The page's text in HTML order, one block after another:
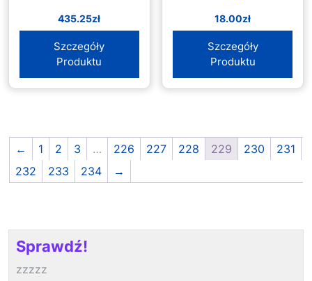
435.25zł
Szczegóły
Produktu
18.00zł
Szczegóły
Produktu
← 1 2 3 … 226 227 228 229 230
231
232
233 234 →
Sprawdź!
zzzzz